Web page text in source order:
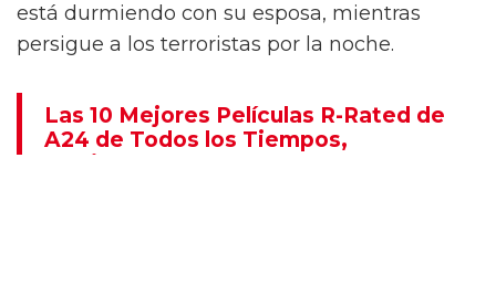
está durmiendo con su esposa, mientras
persigue a los terroristas por la noche.
Las 10 Mejores Películas R-Rated de
A24 de Todos los Tiempos,